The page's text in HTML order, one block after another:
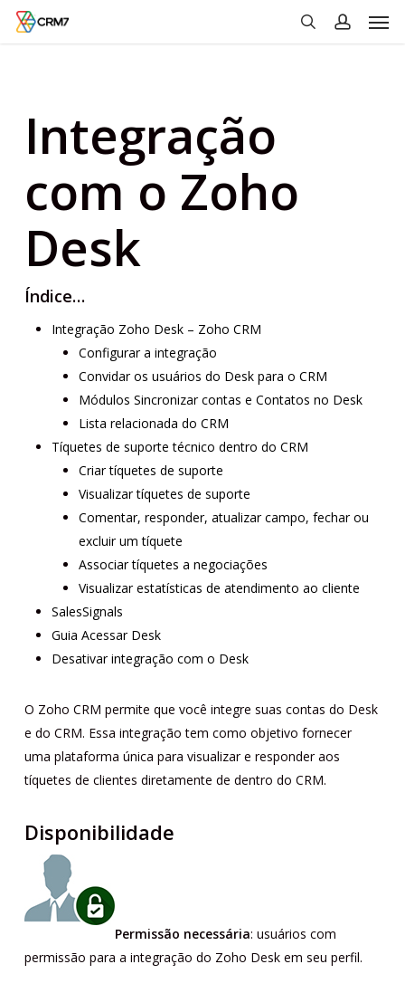
Skip
Integração
com o Zoho
Desk
Índice…
Integração Zoho Desk – Zoho CRM
Configurar a integração
Convidar os usuários do Desk para o CRM
Módulos Sincronizar contas e Contatos no Desk
Lista relacionada do CRM
Tíquetes de suporte técnico dentro do CRM
Criar tíquetes de suporte
Visualizar tíquetes de suporte
Comentar, responder, atualizar campo, fechar ou
excluir um tíquete
Associar tíquetes a negociações
Visualizar estatísticas de atendimento ao cliente
SalesSignals
Guia Acessar Desk
Desativar integração com o Desk
O Zoho CRM permite que você integre suas contas do Desk
e do CRM. Essa integração tem como objetivo fornecer
uma plataforma única para visualizar e responder aos
tíquetes de clientes diretamente de dentro do CRM.
Disponibilidade
Permissão necessária: usuários com
permissão para a integração do Zoho Desk em seu perfil.